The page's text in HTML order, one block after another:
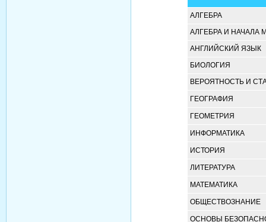
АЛГЕБРА
АЛГЕБРА И НАЧАЛА
АНГЛИЙСКИЙ ЯЗЫК
БИОЛОГИЯ
ВЕРОЯТНОСТЬ И
ГЕОГРАФИЯ
ГЕОМЕТРИЯ
ИНФОРМАТИКА
ИСТОРИЯ
ЛИТЕРАТУРА
МАТЕМАТИКА
ОБЩЕСТВОЗНАНИЕ
ОСНОВЫ